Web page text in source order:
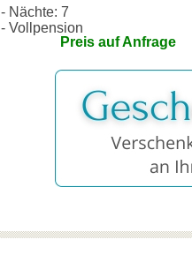
- Nächte: 7
- Vollpension
Preis auf Anfrage